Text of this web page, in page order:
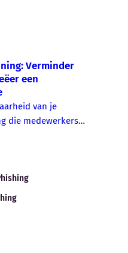
Verminder
een
van je
die medewerkers
en veilig te